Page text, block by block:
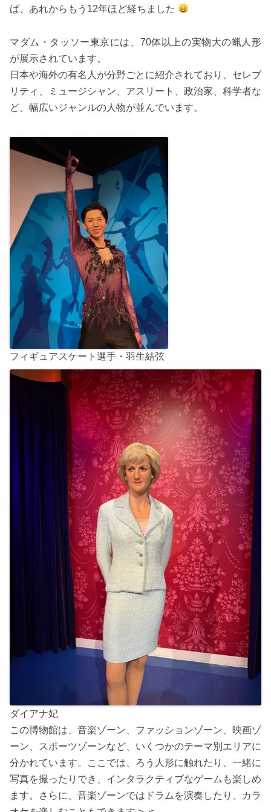
ば、あれからもう12年ほど経ちました
マダム・タッソー東京には、70体以上の実物大の蝋人形
が展示されています。
日本や海外の有名人が分野ごとに紹介されており、セレブ
リティ、ミュージシャン、アスリート、政治家、科学者な
ど、幅広いジャンルの人物が並んでいます。
フィギュアスケート選手・羽生結弦
ダイアナ妃
この博物館は、音楽ゾーン、ファッションゾーン、映画ゾ
ーン、スポーツゾーンなど、いくつかのテーマ別エリアに
分かれています。ここでは、ろう人形に触れたり、一緒に
写真を撮ったりでき、インタラクティブなゲームも楽しめ
ます。さらに、音楽ゾーンではドラムを演奏したり、カラ